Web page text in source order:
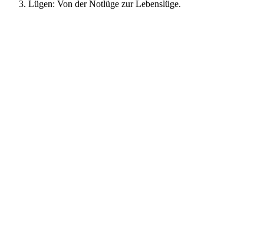
Lügen: Von der Notlüge zur Lebenslüge.